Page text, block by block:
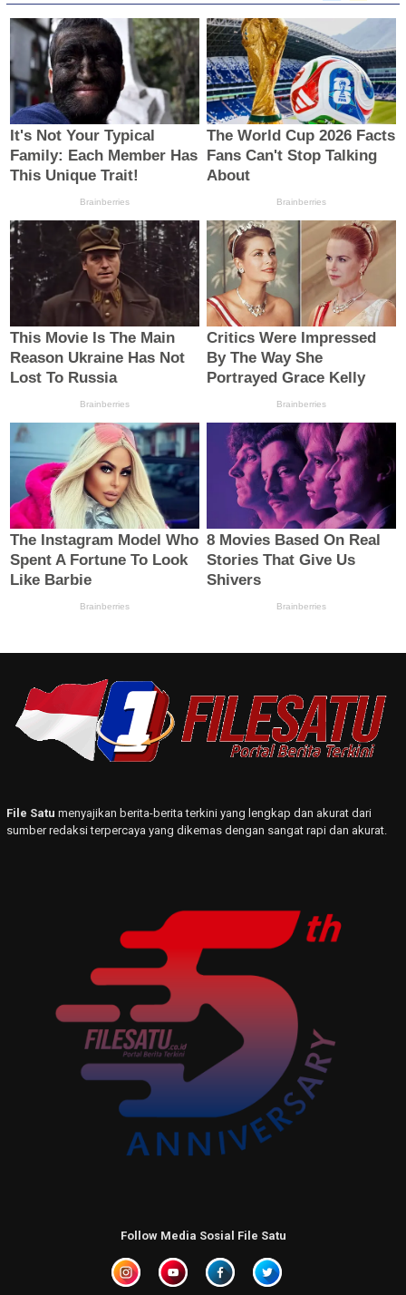
File Satu menyajikan berita-berita terkini yang lengkap dan akurat dari
sumber redaksi terpercaya yang dikemas dengan sangat rapi dan akurat.
Follow Media Sosial File Satu